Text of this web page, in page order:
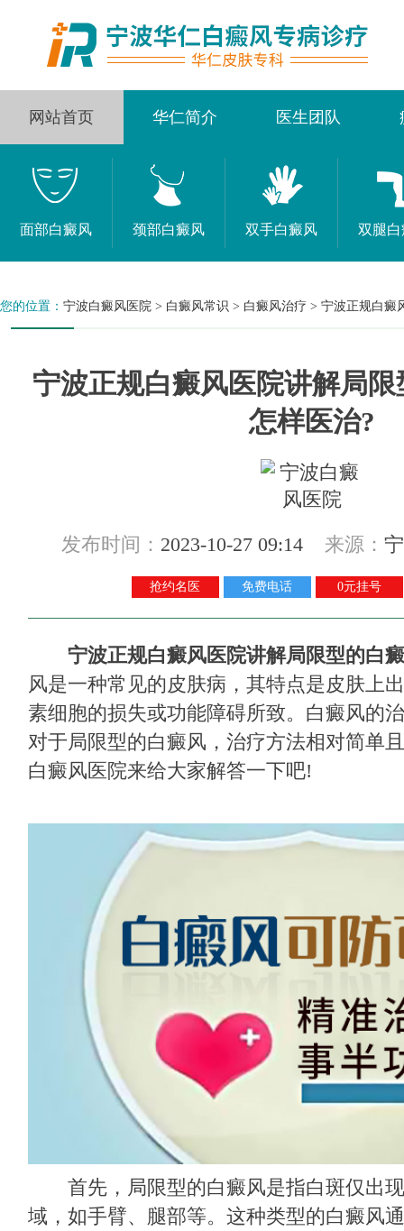
网站首页 华仁简介 医生团队
面部白癜风 颈部白癜风 双手白癜风 双腿
您的位置： 宁波白癜风医院 > 白癜风常识 > 白癜风治疗 > 宁波正规白癜
宁波正规白癜风医院讲解局
怎样医治?
发布时间： 2023-10-27 09:14 来源：
抢约名医 免费电话 0元挂号
宁波正规白癜风医院讲解局限型的白
风是一种常见的皮肤病，其特点是皮肤上
素细胞的损失或功能障碍所致。白癜风的
对于局限型的白癜风，治疗方法相对简单
白癜风医院来给大家解答一下吧!
首先，局限型的白癜风是指白斑仅出现
域，如手臂、腿部等。这种类型的白癜风